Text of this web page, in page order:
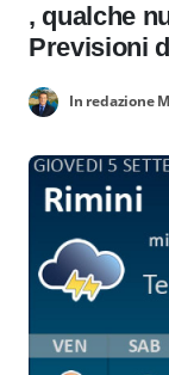
, qualche
Previsioni
In redazione